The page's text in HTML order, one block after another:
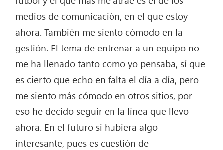
medios de comunicación, en el que estoy
ahora. También me siento cómodo en la
gestión. El tema de entrenar a un equipo no
me ha llenado tanto como yo pensaba, sí que
es cierto que echo en falta el día a día, pero
me siento más cómodo en otros sitios, por
eso he decido seguir en la línea que llevo
ahora. En el futuro si hubiera algo
interesante, pues es cuestión de